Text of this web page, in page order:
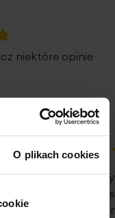
O plikach cookies
niektóre opinie
Nie
Państwa
Nie traćcie